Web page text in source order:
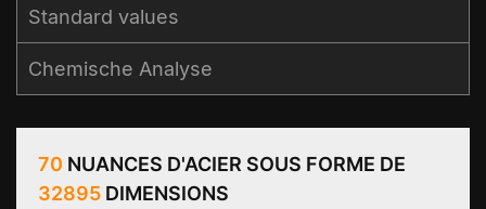
Standard values​
Chemische Analyse
70 NUANCES D'ACIER SOUS FORME DE
32895 DIMENSIONS